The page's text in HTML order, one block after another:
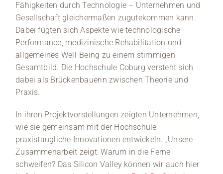
Fähigkeiten durch Technologie – Unternehmen und
Gesellschaft gleichermaßen zugutekommen kann.
Dabei fügten sich Aspekte wie technologische
Performance, medizinische Rehabilitation und
allgemeines Well-Being zu einem stimmigen
Gesamtbild. Die Hochschule Coburg versteht sich
dabei als Brückenbauerin zwischen Theorie und
Praxis.
In ihren Projektvorstellungen zeigten Unternehmen,
wie sie gemeinsam mit der Hochschule
praxistaugliche Innovationen entwickeln. „Unsere
Zusammenarbeit zeigt: Warum in die Ferne
schweifen? Das Silicon Valley können wir auch hier